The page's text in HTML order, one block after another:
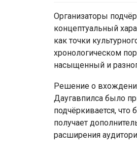
Организаторы
концептуальный
как точки
хронологическом
насыщенный и
Решение о
Даугавпилса было
подчёркивается, что
получает
расширения